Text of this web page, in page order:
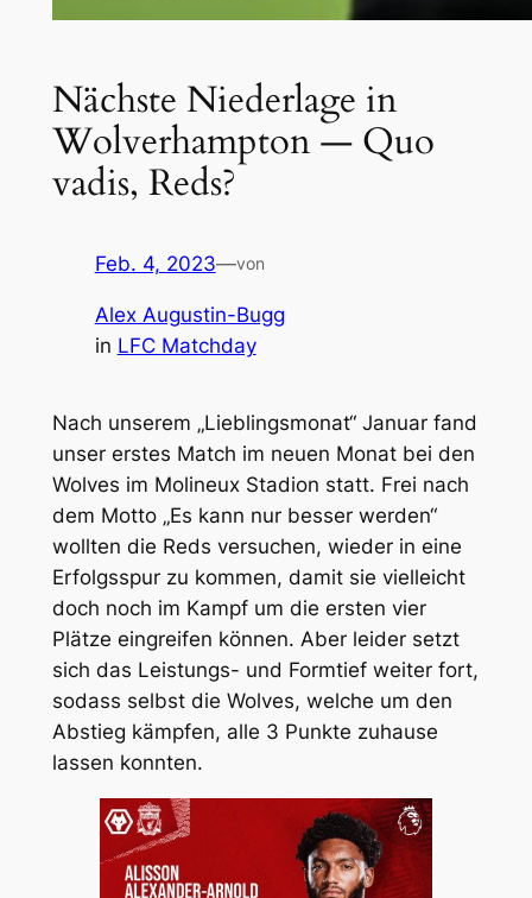
Nächste Niederlage in
Wolverhampton — Quo
vadis, Reds?
Feb. 4, 2023—von
Alex Augustin-Bugg
in LFC Matchday
Nach unserem „Lieblingsmonat“ Januar fand
unser erstes Match im neuen Monat bei den
Wolves im Molineux Stadion statt. Frei nach
dem Motto „Es kann nur besser werden“
wollten die Reds versuchen, wieder in eine
Erfolgsspur zu kommen, damit sie vielleicht
doch noch im Kampf um die ersten vier
Plätze eingreifen können. Aber leider setzt
sich das Leistungs- und Formtief weiter fort,
sodass selbst die Wolves, welche um den
Abstieg kämpfen, alle 3 Punkte zuhause
lassen konnten.